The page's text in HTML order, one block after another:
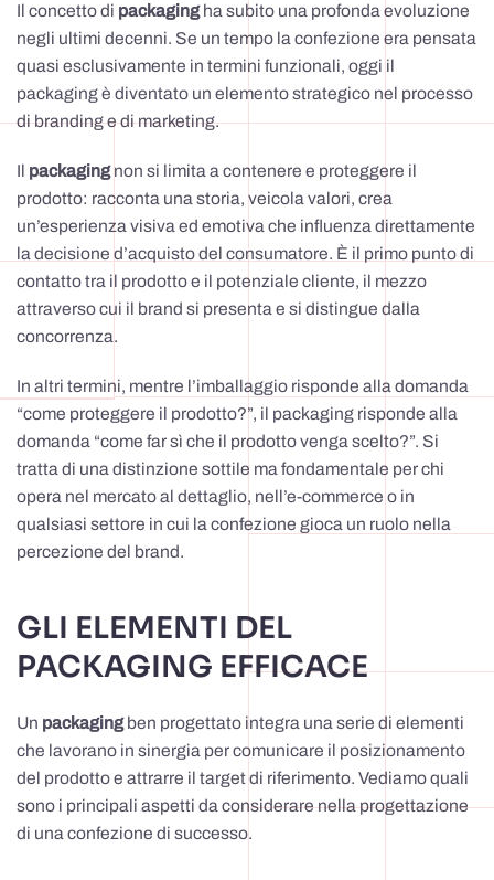
Il concetto di packagingha subito una profonda evoluzione
negli ultimi decenni. Se un tempo la confezione era pensata
quasi esclusivamente in termini funzionali, oggi il
packaging è diventato un elemento strategico nel processo
di branding e di marketing.
Il packagingnon si limita a contenere e proteggere il
prodotto: racconta una storia, veicola valori, crea
un’esperienza visiva ed emotiva che influenza direttamente
la decisione d’acquisto del consumatore. È il primo punto di
contatto tra il prodotto e il potenziale cliente, il mezzo
attraverso cui il brand si presenta e si distingue dalla
concorrenza.
In altri termini, mentre l’imballaggio risponde alla domanda
“come proteggere il prodotto?”, il packaging risponde alla
domanda “come far sì che il prodotto venga scelto?”. Si
tratta di una distinzione sottile ma fondamentale per chi
opera nel mercato al dettaglio, nell’e-commerce o in
qualsiasi settore in cui la confezione gioca un ruolo nella
percezione del brand.
GLI ELEMENTI DEL
PACKAGING EFFICACE
Un packagingben progettato integra una serie di elementi
che lavorano in sinergia per comunicare il posizionamento
del prodotto e attrarre il target di riferimento. Vediamo quali
sono i principali aspetti da considerare nella progettazione
di una confezione di successo.